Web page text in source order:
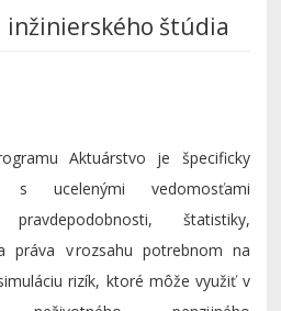
inžinierského štúdia
Aktuárstvo je špecificky
s ucelenými vedomosťami
štatistiky,
práva v rozsahu potrebnom na
rizík, ktoré môže využiť v